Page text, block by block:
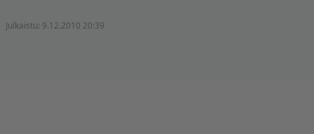
Julkaistu: 9.12.2010 20:39